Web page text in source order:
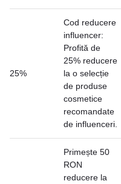
25%
Cod reducere
influencer:
Profită de
25% reducere
la o selecție
de produse
cosmetice
recomandate
de influenceri.
Primește 50
RON
reducere la